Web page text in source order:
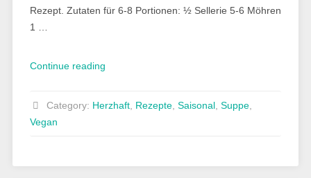
Rezept. Zutaten für 6-8 Portionen: ½ Sellerie 5-6 Möhren
1 …
Continue reading„Rezept:
Category: Herzhaft, Rezepte, Saisonal, Suppe,
Vegan